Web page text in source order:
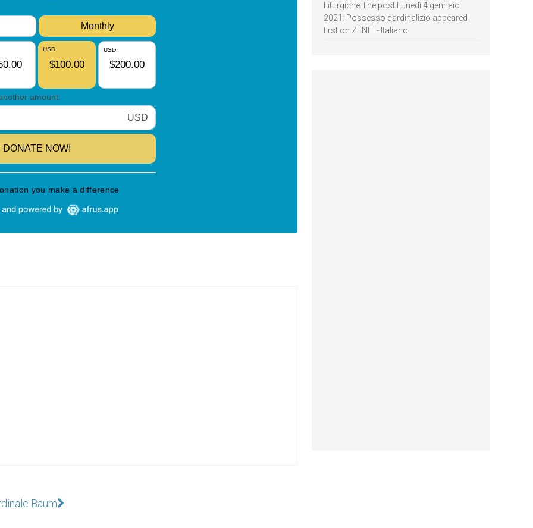
Baum
Liturgiche The post Lunedì 4 gennaio
2021: Possesso cardinalizio appeared
first on ZENIT - Italiano.